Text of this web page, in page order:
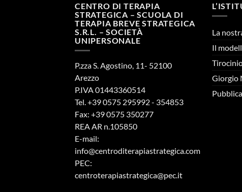
CENTRO DI TERAPIA
STRATEGICA – SCUOLA DI
TERAPIA BREVE STRATEGICA
S.R.L. – SOCIETÀ
UNIPERSONALE
P.zza S. Agostino, 11- 52100
Arezzo
P.IVA 01443360514
Tel. +39 0575 295992 - 354853
Fax: +39 0575 350277
REA AR n.105850
E-mail:
info@centroditerapiastrategica.com
PEC:
centroterapiastrategica@pec.it
La
Il
Giorgio